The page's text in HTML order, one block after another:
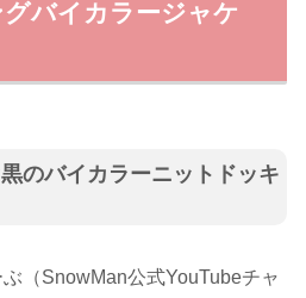
バイカラージャケ
のバイカラーニットドッキ
（SnowMan公式YouTubeチャ